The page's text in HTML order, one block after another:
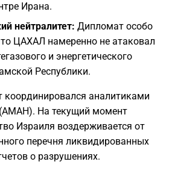
Ирана.
нейтралитет: Дипломат особо
ЦАХАЛ намеренно не атаковал
и энергетического
Республики.
аналитиками
На текущий момент
Израиля воздерживается от
перечня ликвидированных
о разрушениях.